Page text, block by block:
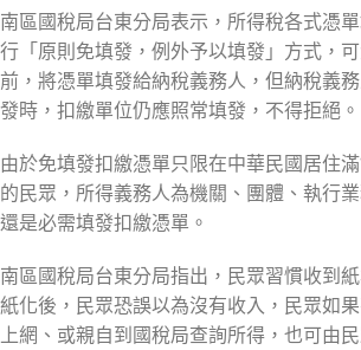
南區國稅局台東分局表示，所得稅各式憑
行「原則免填發，例外予以填發」方式，
前，將憑單填發給納稅義務人，但納稅義
發時，扣繳單位仍應照常填發，不得拒絕。
由於免填發扣繳憑單只限在中華民國居住
的民眾，所得義務人為機關、團體、執行
還是必需填發扣繳憑單。
南區國稅局台東分局指出，民眾習慣收到
紙化後，民眾恐誤以為沒有收入，民眾如
上網、或親自到國稅局查詢所得，也可由